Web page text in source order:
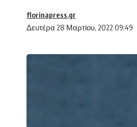
Δευτέρα 28 Μαρτίου, 2022 09:49
florinapress.gr